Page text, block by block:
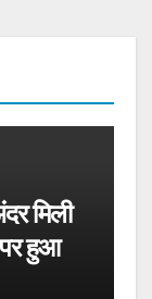
मिली
हुआ